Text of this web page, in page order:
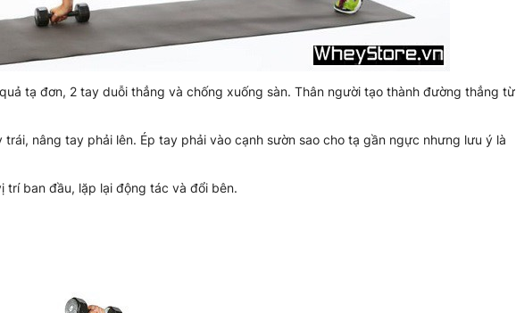
tạ đơn, 2 tay duỗi thẳng và chống xuống sàn. Thân người tạo thành đường thẳng từ
trái, nâng tay phải lên. Ép tay phải vào cạnh sườn sao cho tạ gần ngực nhưng lưu ý là
trí ban đầu, lặp lại động tác và đổi bên.